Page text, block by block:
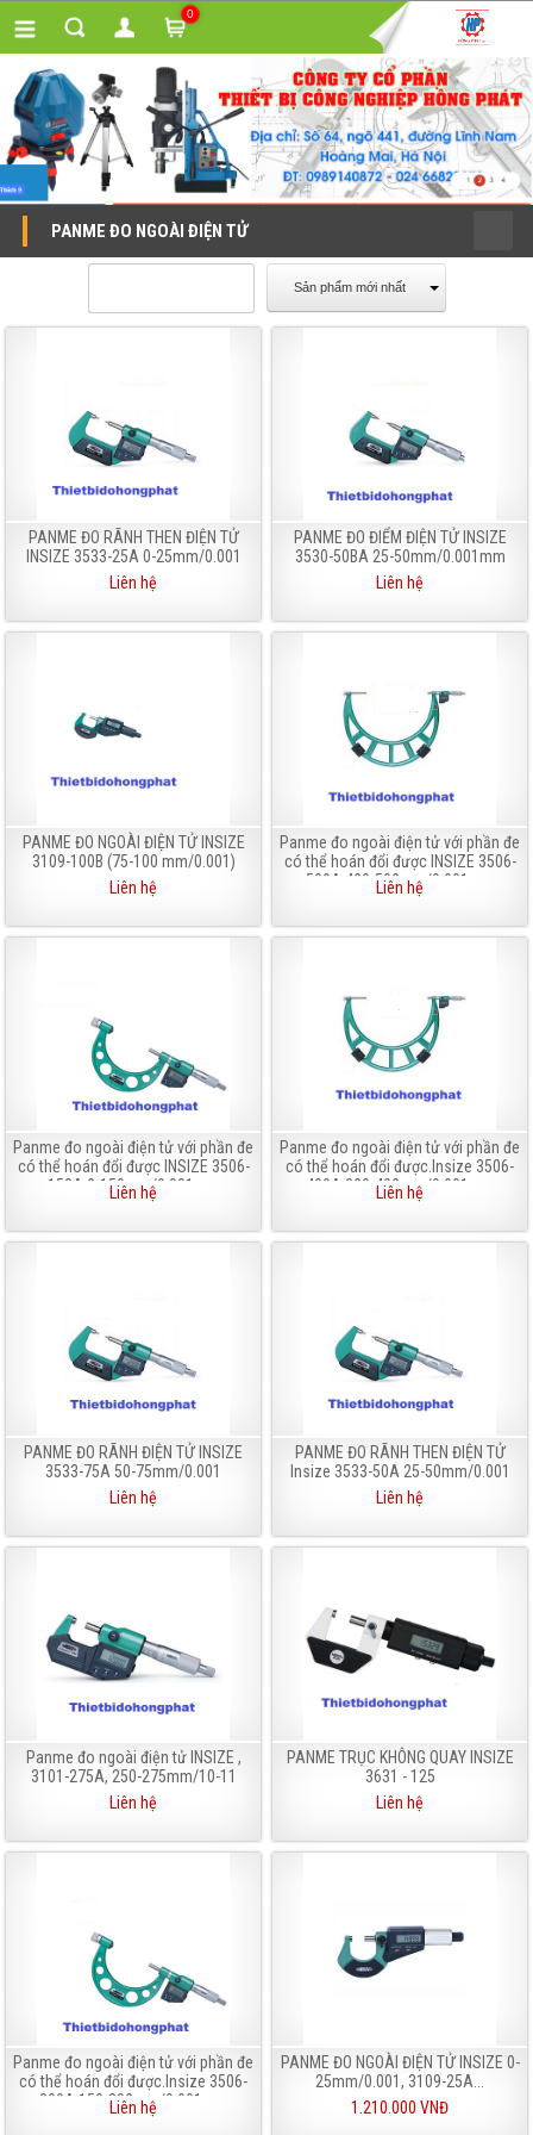
0
PANME ĐO NGOÀI ĐIỆN TỬ
Sản phẩm mới nhất
PANME ĐO RÃNH THEN ĐIỆN TỬ
INSIZE 3533-25A 0-25mm/0.001
Liên hệ
PANME ĐO ĐIỂM ĐIỆN TỬ INSIZE
3530-50BA 25-50mm/0.001mm
Liên hệ
PANME ĐO NGOÀI ĐIỆN TỬ INSIZE
3109-100B (75-100 mm/0.001)
Liên hệ
Panme đo ngoài điện tử với phần đe
có thể hoán đổi được INSIZE 3506-
500A 400-500mm/0.001mm
Liên hệ
Panme đo ngoài điện tử với phần đe
có thể hoán đổi được INSIZE 3506-
150A 0-150mm/0.001mm
Liên hệ
Panme đo ngoài điện tử với phần đe
có thể hoán đổi được.Insize 3506-
400A 300-400mm/0.001mm
Liên hệ
PANME ĐO RÃNH ĐIỆN TỬ INSIZE
3533-75A 50-75mm/0.001
Liên hệ
PANME ĐO RÃNH THEN ĐIỆN TỬ
Insize 3533-50A 25-50mm/0.001
Liên hệ
Panme đo ngoài điện tử INSIZE ,
3101-275A, 250-275mm/10-11
Liên hệ
PANME TRỤC KHÔNG QUAY INSIZE
3631 - 125
Liên hệ
Panme đo ngoài điện tử với phần đe
có thể hoán đổi được.Insize 3506-
300A 150-300mm/0.001mm
Liên hệ
PANME ĐO NGOÀI ĐIỆN TỬ INSIZE 0-
25mm/0.001, 3109-25A...
1.210.000 VNĐ